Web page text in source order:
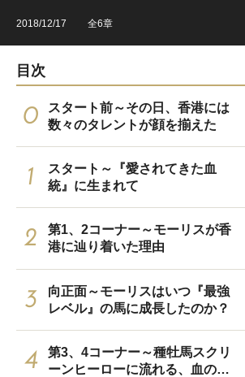
2018/12/17 全6章
目次
0
スタート前～その日、香港には
数々のタレントが顔を揃えた
1
スタート～『愛されてきた血
統』に生まれて
2
第1、2コーナー～モーリスが香
港に辿り着いた理由
3
向正面～モーリスはいつ『最強
レベル』の馬に成長したのか？
4
第3、4コーナー～種牡馬スクリ
ーンヒーローに流れる、血のロ